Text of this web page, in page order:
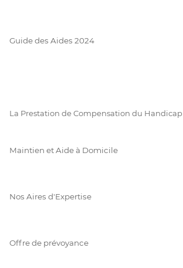
Guide des Aides 2024
La Prestation de Compensation du Handicap
Maintien et Aide à Domicile
Nos Aires d'Expertise
Offre de prévoyance